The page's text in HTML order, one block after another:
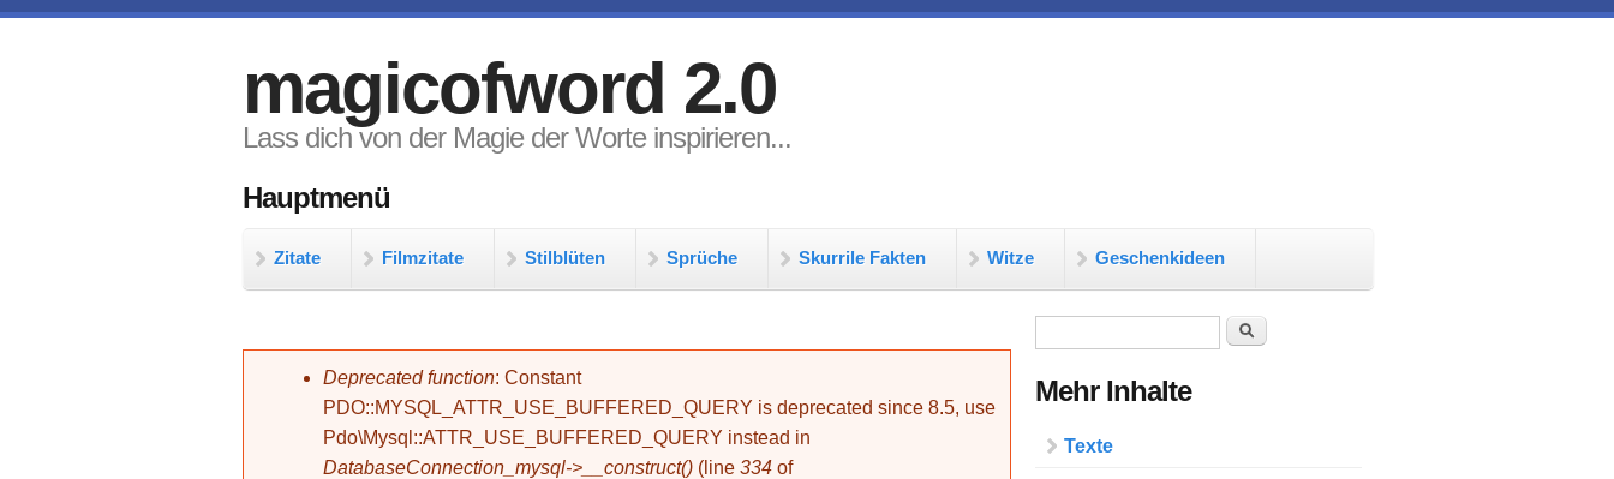
magicofword 2.0
Lass dich von der Magie der Worte inspirieren...
Hauptmenü
Zitate Filmzitate Stilblüten Sprüche Skurrile Fakten Witze Geschenkideen
Fehlermeldung
Deprecated function: Constant
PDO::MYSQL_ATTR_USE_BUFFERED_QUERY is deprecated since 8.5, use
Pdo\Mysql::ATTR_USE_BUFFERED_QUERY instead in
DatabaseConnection_mysql->__construct() (line 334 of
Suche
Mehr Inhalte
Texte